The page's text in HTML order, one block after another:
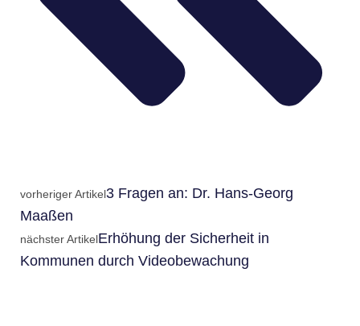
vorheriger Artikel3 Fragen an: Dr. Hans-Georg
Maaßen
nächster ArtikelErhöhung der Sicherheit in
Kommunen durch Videobewachung